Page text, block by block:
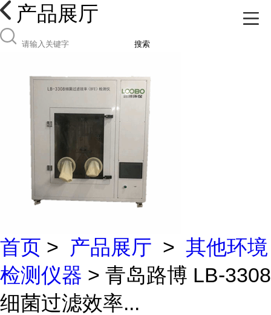
产品展厅
搜索
首页 > 产品展厅 > 其他环境
检测仪器 > 青岛路博 LB-3308
细菌过滤效率...